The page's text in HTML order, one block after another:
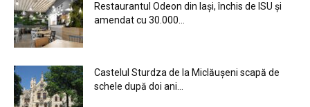
Restaurantul Odeon din Iași, închis de ISU și
amendat cu 30.000...
Castelul Sturdza de la Miclăușeni scapă de
schele după doi ani...